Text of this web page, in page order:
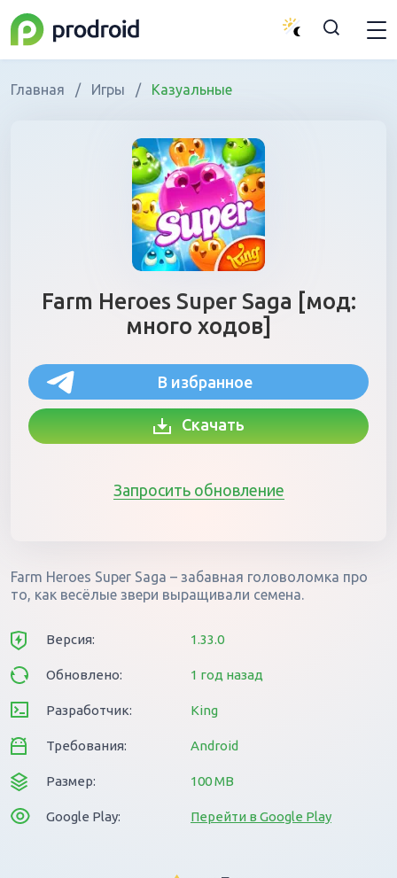
Главная / Игры / Казуальные
Farm Heroes Super Saga [мод:
много ходов]
В избранное
Скачать
Запросить обновление
Farm Heroes Super Saga – забавная головоломка про
то, как весёлые звери выращивали семена.
Версия: 1.33.0
Обновлено: 1 год назад
Разработчик: King
Требования: Android
Размер: 100 MB
Google Play: Перейти в Google Play